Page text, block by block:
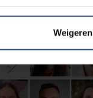
Weigeren